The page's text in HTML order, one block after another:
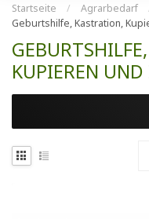
Startseite / Agrarbedarf
Geburtshilfe, Kastration,
KUPIEREN UND